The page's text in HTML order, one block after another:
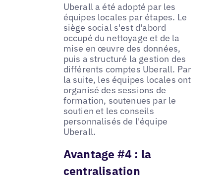
Uberall a été adopté par les
équipes locales par étapes. Le
siège social s'est d'abord
occupé du nettoyage et de la
mise en œuvre des données,
puis a structuré la gestion des
différents comptes Uberall. Par
la suite, les équipes locales ont
organisé des sessions de
formation, soutenues par le
soutien et les conseils
personnalisés de l'équipe
Uberall.
Avantage #4 : la
centralisation